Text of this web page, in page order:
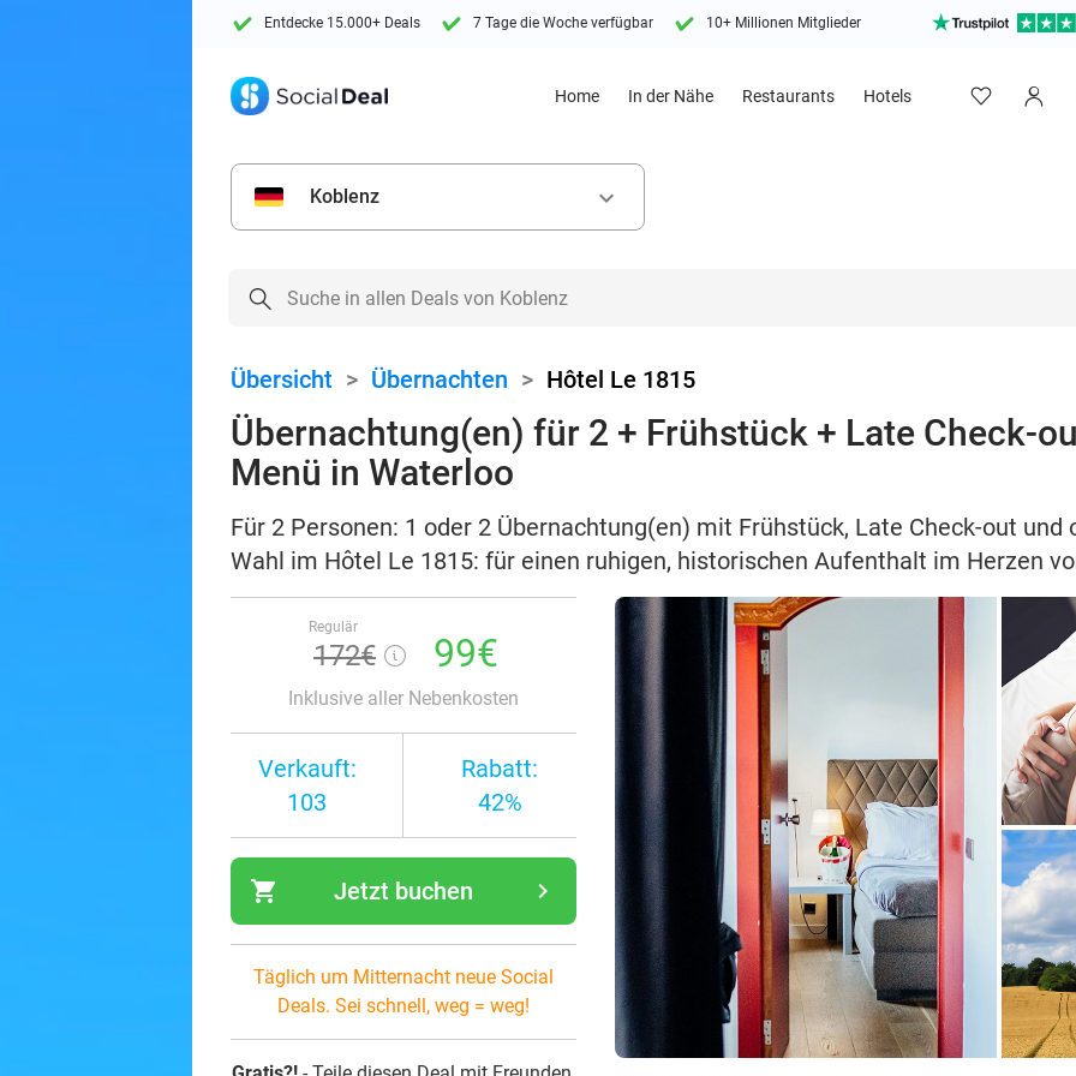
Entdecke 15.000+ Deals 7 Tage die Woche verfügbar 10+ Millionen Mitglieder
Home In der Nähe Restaurants Hotels
Koblenz keyboard_arrow_down
Übersicht > Übernachten > Hôtel Le 1815
Übernachtung(en) für 2 + Frühstück + Late Check-
Menü in Waterloo
Für 2 Personen: 1 oder 2 Übernachtung(en) mit Frühstück, Late Check-out und
Wahl im Hôtel Le 1815: für einen ruhigen, historischen Aufenthalt im Herzen
Regulär
172€ 99€
Inklusive aller Nebenkosten
Verkauft:
103
Rabatt:
42%
shopping_cart navigate_next
Jetzt buchen
Täglich um Mitternacht neue Social
Deals. Sei schnell, weg = weg!